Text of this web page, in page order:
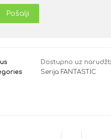
Pošalji
Dostupno uz
Serija FANTASTIC